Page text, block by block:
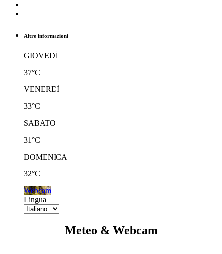
Altre informazioni
GIOVEDÌ
37°C
VENERDÌ
33°C
SABATO
31°C
DOMENICA
32°C
Webcam
Lingua
Meteo & Webcam